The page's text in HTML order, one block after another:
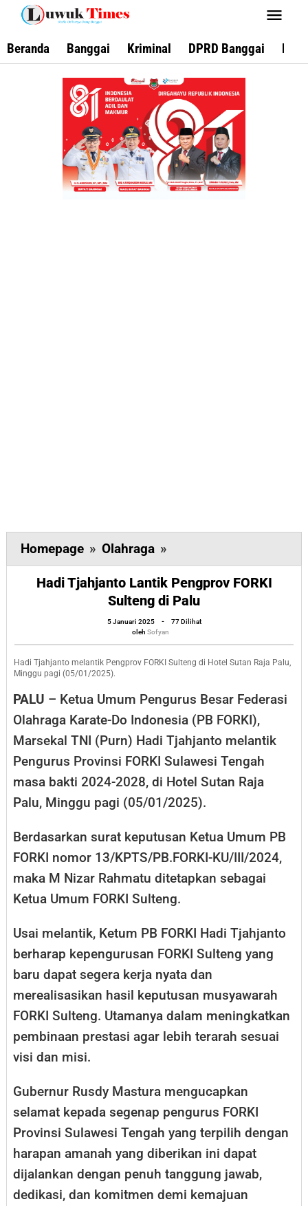
Lewati
konten
Beranda Banggai Kriminal DPRD Banggai
Homepage » Olahraga »
Tjahjanto
Lantik
Pengprov
FORKI
Sulteng
di
Hadi Tjahjanto Lantik Pengprov FORKI
Sulteng di Palu
5 Januari 2025
oleh
Sofyan
-
77 Dilihat
oleh Sofyan
Hadi Tjahjanto melantik Pengprov FORKI Sulteng di Hotel Sutan Raja Palu,
Minggu pagi (05/01/2025).
PALU – Ketua Umum Pengurus Besar Federasi
Olahraga Karate-Do Indonesia (PB FORKI),
Marsekal TNI (Purn) Hadi Tjahjanto melantik
Pengurus Provinsi FORKI Sulawesi Tengah
masa bakti 2024-2028, di Hotel Sutan Raja
Palu, Minggu pagi (05/01/2025).
Berdasarkan surat keputusan Ketua Umum PB
FORKI nomor 13/KPTS/PB.FORKI-KU/III/2024,
maka M Nizar Rahmatu ditetapkan sebagai
Ketua Umum FORKI Sulteng.
Usai melantik, Ketum PB FORKI Hadi Tjahjanto
berharap kepengurusan FORKI Sulteng yang
baru dapat segera kerja nyata dan
merealisasikan hasil keputusan musyawarah
FORKI Sulteng. Utamanya dalam meningkatkan
pembinaan prestasi agar lebih terarah sesuai
visi dan misi.
Gubernur Rusdy Mastura mengucapkan
selamat kepada segenap pengurus FORKI
Provinsi Sulawesi Tengah yang terpilih dengan
harapan amanah yang diberikan ini dapat
dijalankan dengan penuh tanggung jawab,
dedikasi, dan komitmen demi kemajuan